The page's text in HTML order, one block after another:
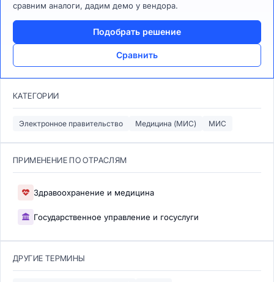
сравним аналоги, дадим демо у вендора.
Подобрать решение
Сравнить
КАТЕГОРИИ
Электронное правительство Медицина (МИС) МИС
ПРИМЕНЕНИЕ ПО ОТРАСЛЯМ
Здравоохранение и медицина
Государственное управление и госуслуги
ДРУГИЕ ТЕРМИНЫ